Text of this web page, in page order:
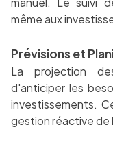
même aux
Prévisions et
La projection
d'anticiper les
investissements.
gestion réactive de